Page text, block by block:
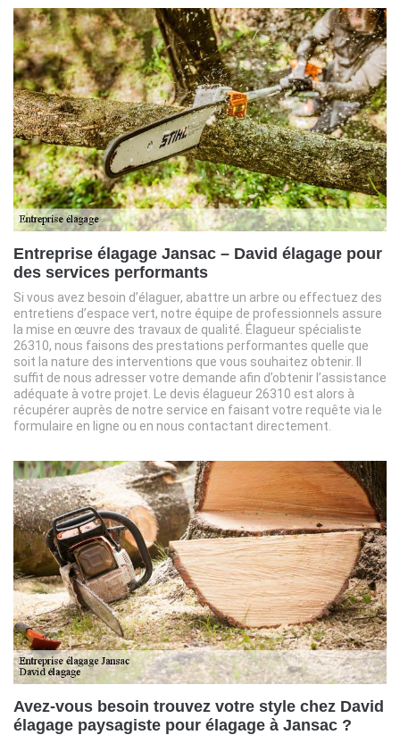
Entreprise élagage Jansac – David élagage pour
des services performants
Si vous avez besoin d’élaguer, abattre un arbre ou effectuez des
entretiens d’espace vert, notre équipe de professionnels assure
la mise en œuvre des travaux de qualité. Élagueur spécialiste
26310, nous faisons des prestations performantes quelle que
soit la nature des interventions que vous souhaitez obtenir. Il
suffit de nous adresser votre demande afin d’obtenir l’assistance
adéquate à votre projet. Le devis élagueur 26310 est alors à
récupérer auprès de notre service en faisant votre requête via le
formulaire en ligne ou en nous contactant directement.
Avez-vous besoin trouvez votre style chez David
élagage paysagiste pour élagage à Jansac ?